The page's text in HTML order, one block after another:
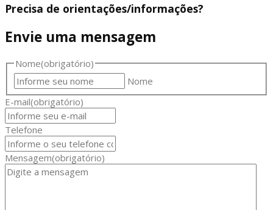
Precisa de orientações/informações?
Envie uma mensagem
Nome(obrigatório)
Nome
E-mail(obrigatório)
Telefone
Mensagem(obrigatório)